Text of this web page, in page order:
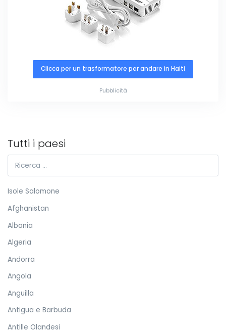
Clicca per un trasformatore per andare in Haiti
Pubblicità
Tutti i paesi
Isole Salomone
Afghanistan
Albania
Algeria
Andorra
Angola
Anguilla
Antigua e Barbuda
Antille Olandesi